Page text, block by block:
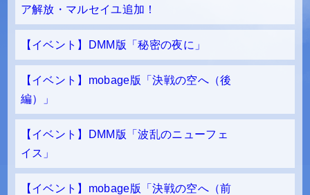
ア解放・マルセイユ追加！
【イベント】DMM版「秘密の夜に」
【イベント】mobage版「決戦の空へ（後
編）」
【イベント】DMM版「波乱のニューフェ
イス」
【イベント】mobage版「決戦の空へ（前